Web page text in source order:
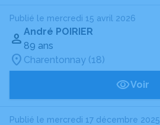
Publié le mercredi 15 avril 2026
André POIRIER
89 ans
Charentonnay (18)
Voir
Publié le mercredi 17 décembre 2025